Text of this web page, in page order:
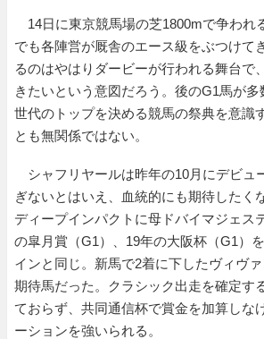
14日に東京競馬場の芝1800mで争われ
でも各陣営が厩舎のエース級をぶつけて
るのはやはりダービーが行われる舞台で
きたいという意図だろう。後のG1馬が多
世代のトップを決める競馬の祭典を意識
とも無関係ではない。
シャフリヤールは昨年の10月にデビュ
ぎないとはいえ、血統的にも期待したく
ディープインパクトに母ドバイマジェス
の皐月賞（G1）、19年の大阪杯（G1）
インと同じ。新馬で2着に下したヴィヴ
期待馬だった。クラシック出走を確定す
ておらず、共同通信杯で賞金を加算しな
ーションを強いられる。